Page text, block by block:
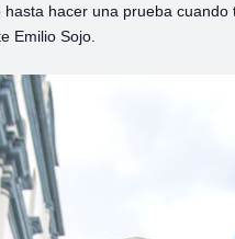
hacer una prueba
Emilio Sojo.